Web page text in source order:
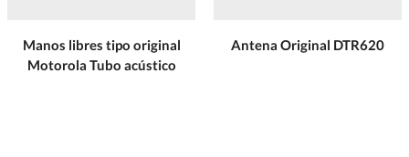
Manos libres tipo original
Motorola Tubo acústico
Antena Original DTR620